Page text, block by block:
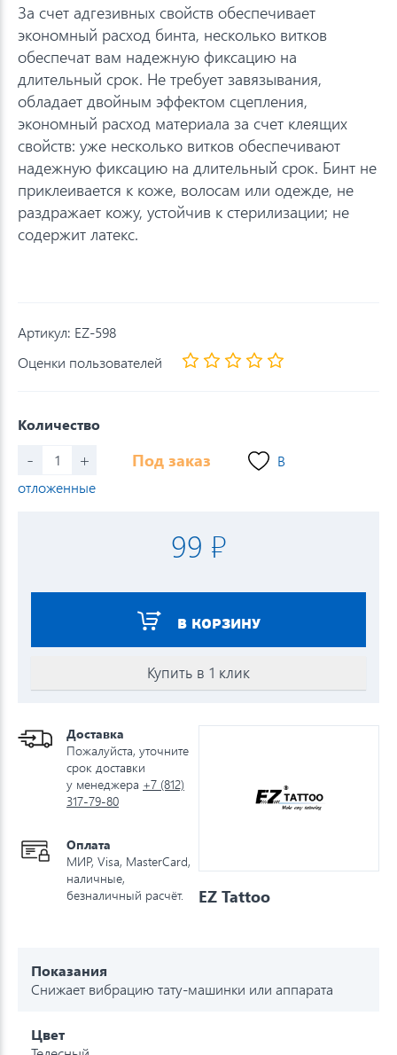
За счет адгезивных свойств обеспечивает
экономный расход бинта, несколько витков
обеспечат вам надежную фиксацию на
длительный срок. Не требует завязывания,
обладает двойным эффектом сцепления,
экономный расход материала за счет клеящих
свойств: уже несколько витков обеспечивают
надежную фиксацию на длительный срок. Бинт не
приклеивается к коже, волосам или одежде, не
раздражает кожу, устойчив к стерилизации; не
содержит латекс.
Артикул: EZ-598
Оценки пользователей
Количество
- + Под заказ
В
отложенные
99 ₽
В КОРЗИНУ
Купить в 1 клик
Доставка
Пожалуйста, уточните
срок доставки
у менеджера +7 (812)
317-79-80
Оплата
МИР, Visa, MasterCard,
наличные,
безналичный расчёт.
EZ Tattoo
Показания
Снижает вибрацию тату-машинки или аппарата
Цвет